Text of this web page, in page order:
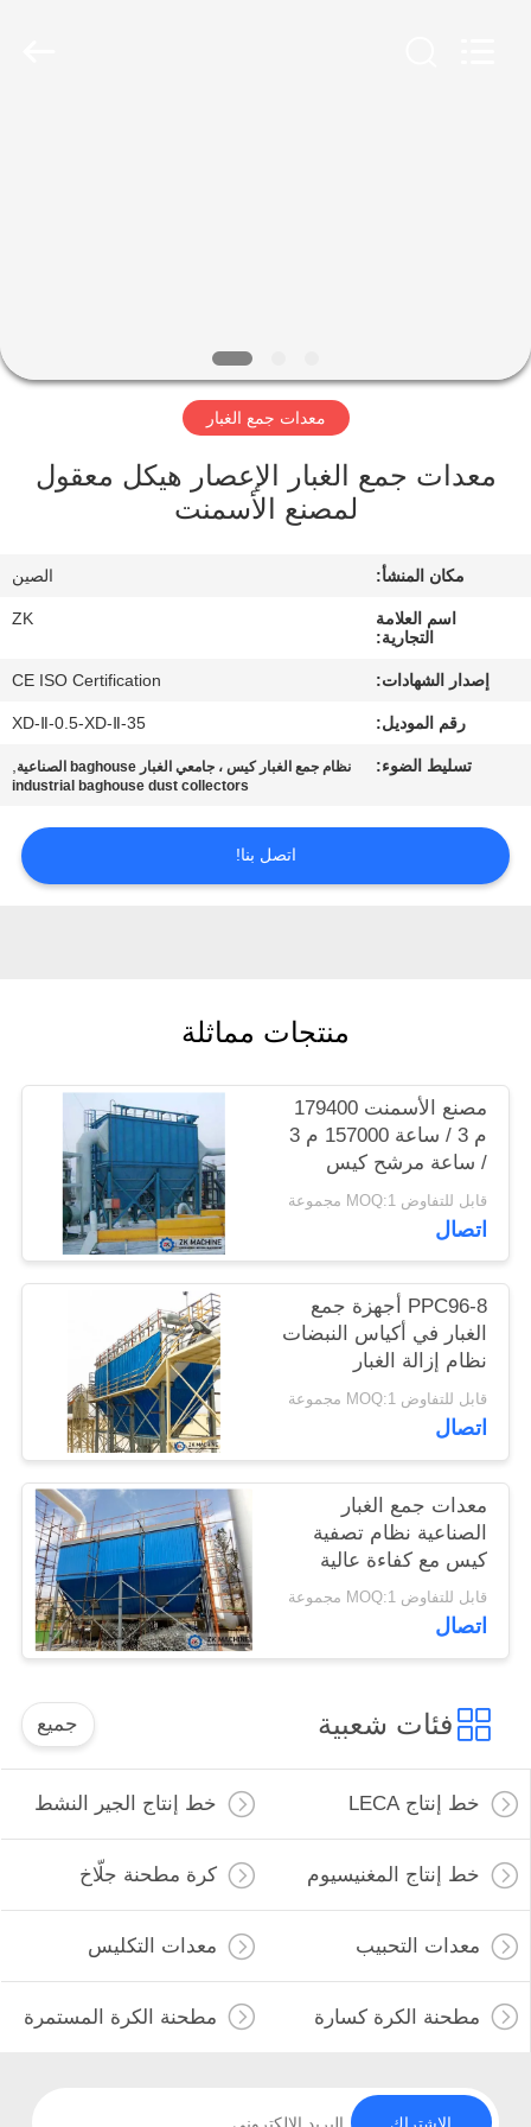
عرض
الافتراضي
جولة
المعمل
رقابة
جودة
اطلب
اقتباس
خريطة
الموقع
سياسة
الخصوصية
معدات جمع الغبار
معدات جمع الغبار الإعصار هيكل معقول
لمصنع الأسمنت
مكان المنشأ: الصين
اسم العلامة
التجارية:
ZK
إصدار الشهادات: CE ISO Certification
رقم الموديل: XD-Ⅱ-0.5-XD-Ⅱ-35
تسليط الضوء: نظام جمع الغبار كيس ، جامعي الغبار baghouse الصناعية ,
industrial baghouse dust collectors
اتصل بنا!
منتجات مماثلة
مصنع الأسمنت 179400
م 3 / ساعة 157000 م 3
/ ساعة مرشح كيس
النفث
قابل للتفاوض MOQ:1 مجموعة
اتصال
PPC96-8 أجهزة جمع
الغبار في أكياس النبضات
نظام إزالة الغبار
للاستخدام الصناعي
قابل للتفاوض MOQ:1 مجموعة
اتصال
معدات جمع الغبار
الصناعية نظام تصفية
كيس مع كفاءة عالية
التنظيف
قابل للتفاوض MOQ:1 مجموعة
اتصال
فئات شعبية جميع
خط إنتاج LECA خط إنتاج الجير النشط
خط إنتاج المغنيسيوم كرة مطحنة جلّاخ
معدات التحبيب معدات التكليس
مطحنة الكرة كسارة مطحنة الكرة المستمرة
الاشتراك